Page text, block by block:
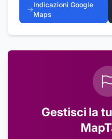
Indicazioni Google
Maps
Gestisci la